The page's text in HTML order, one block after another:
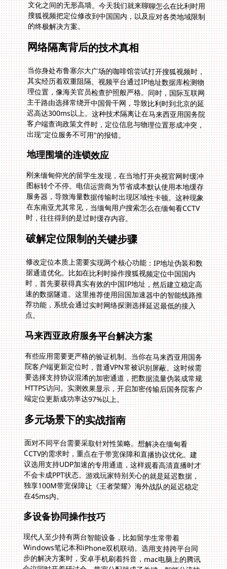
的终极解决方案。
网络隔离背后的技术真相
当你身处布鲁塞尔大广场的咖啡馆尝试打开搜狐视频时，
其实经历着双重阻隔。视频平台通过IP地址数据库检测物
理位置，像海关官员检查护照般严格。同时，国际互联网
主干路由选择常绕开中国骨干网，导致比利时到北京的延
迟高达300ms以上。这种技术隔离让在马来西亚用国务院
客户端查询政策文件时，定位信息与物理位置形成冲突，
出现"定位服务不可用"的报错。
地理围墙的连锁效应
刚来缅甸仰光的留学生发现，在当地打开央视官网时缓冲
图标转个不停。电信运营商为节省成本默认使用本地缓存
服务器，导致海量数据传输时出现区域性卡顿。这种现象
在东南亚尤其常见，当缅甸用户搜索怎么在缅甸看CCTV
时，往往得到的是过时缓存内容。
破解定位限制的关键步骤
修改定位本质上需要实现两个核心功能：IP地址伪装和数
据通道优化。比如在比利时操作搜狐视频定位中国国内
时，首先要获得真实有效的中国IP地址，然后建立稳定高
速的数据隧道。这里推荐使用回国加速器中的智能线路推
荐功能，系统会通过实时网络探测选择延迟最低的接入
点。
马来西亚政府服务平台解决方案
有些应用需要更严格的验证机制。当你在马来西亚用国务
院客户端更新定位时，普通VPN常被识别屏蔽。这时候需
要选择支持协议混淆的加密通道，把数据流量伪装成常规
HTTPS访问。实测效果显示，开启加密传输后国务院客户
端定位更新成功率达97%以上。
多元场景下的实战指南
面对不同平台需要采取针对性策略。想解决在缅甸看
CCTV的需求时，重点在于带宽保障和直播协议优化。建
议选用支持UDP加速的专用通道，这样观看高清直播时才
不会卡成PPT状态。游戏玩家特别关心的就是延迟数据，
独享100M带宽保障让《王者荣耀》海外战队的延迟稳定
在45ms内。
多设备协同操作技巧
现代人至少持有两台智能设备，比如留学生常带着
Windows笔记本和iPhone双机联动。选用支持跨平台同
步的解决方案时，安卓手机刷着抖音，mac电脑上的腾讯
会议同时开着研讨会，带宽分配就成了关键。智能分流技